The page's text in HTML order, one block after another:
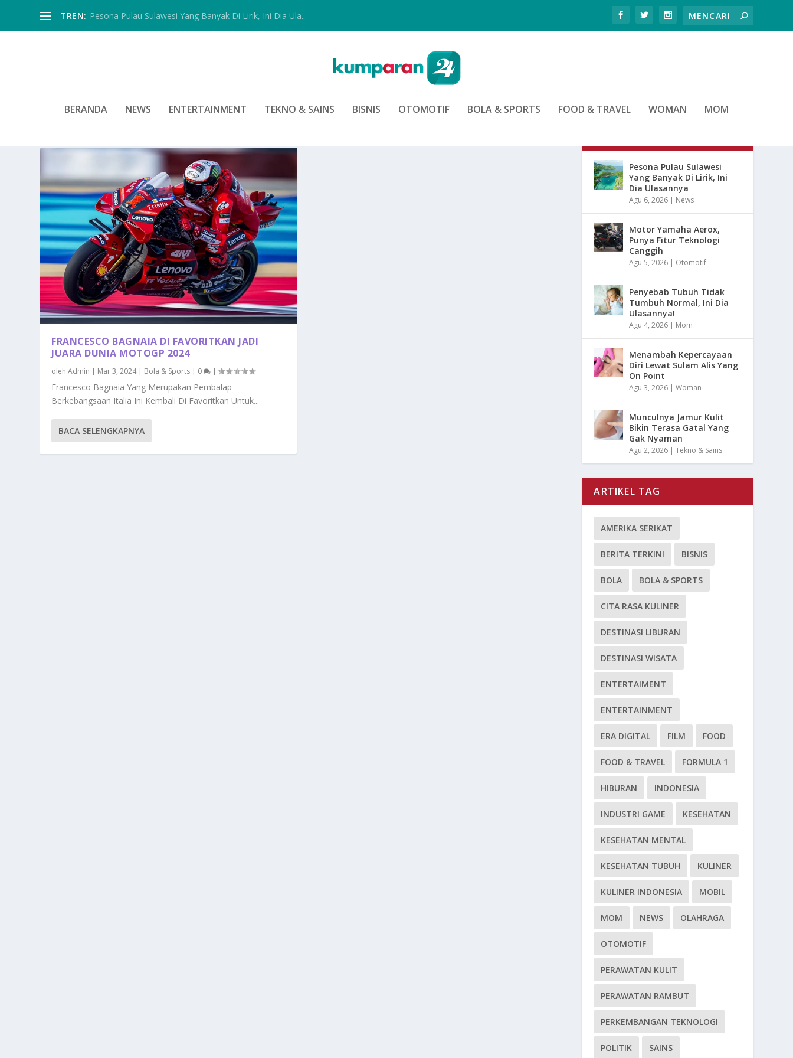
TREN: Pesona Pulau Sulawesi Yang Banyak Di Lirik, Ini Dia Ula...
BERANDA NEWS ENTERTAINMENT TEKNO & SAINS BISNIS OTOMOTIF BOLA & SPORTS FOOD & TRAVEL WOMAN MOM
FRANCESCO BAGNAIA DI FAVORITKAN JADI
JUARA DUNIA MOTOGP 2024
olehAdmin | Mar 3, 2024| Bola & Sports | 0 |
Francesco Bagnaia Yang Merupakan Pembalap
Berkebangsaan Italia Ini Kembali Di Favoritkan Untuk...
BACA SELENGKAPNYA
Pesona Pulau Sulawesi
Yang Banyak Di Lirik, Ini
Dia Ulasannya
Agu 6, 2026 | News
Motor Yamaha Aerox,
Punya Fitur Teknologi
Canggih
Agu 5, 2026 | Otomotif
Penyebab Tubuh Tidak
Tumbuh Normal, Ini Dia
Ulasannya!
Agu 4, 2026 | Mom
Menambah Kepercayaan
Diri Lewat Sulam Alis Yang
On Point
Agu 3, 2026 |Woman
Munculnya Jamur Kulit
Bikin Terasa Gatal Yang
Gak Nyaman
Agu 2, 2026 |Tekno & Sains
ARTIKEL TAG
AMERIKA SERIKAT
BERITA TERKINI BISNIS
BOLA BOLA & SPORTS
CITA RASA KULINER
DESTINASI LIBURAN
DESTINASI WISATA
ENTERTAIMENT
ENTERTAINMENT
ERA DIGITAL FILM FOOD
FOOD & TRAVEL FORMULA 1
HIBURAN INDONESIA
INDUSTRI GAME KESEHATAN
KESEHATAN MENTAL
KESEHATAN TUBUH KULINER
KULINER INDONESIA MOBIL
MOM NEWS OLAHRAGA
OTOMOTIF
PERAWATAN KULIT
PERAWATAN RAMBUT
PERKEMBANGAN TEKNOLOGI
POLITIK SAINS